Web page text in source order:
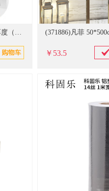
(20845351)欢枫 HF-D-84 A3*8丝厚度（303mm*426mm）100张 塑封膜 过塑膜(单位：包)
￥53.5